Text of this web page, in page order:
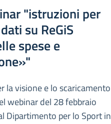
"istruzioni per
su ReGiS
spese e
la visione e lo scaricamento
webinar del 28 febbraio
Dipartimento per lo Sport in